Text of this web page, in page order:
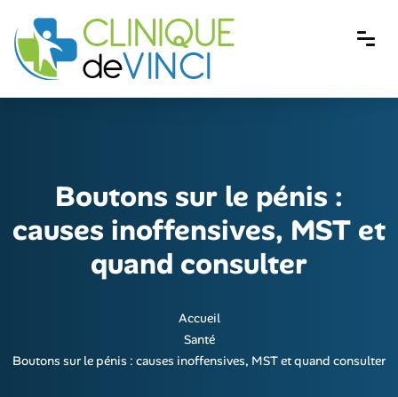
Boutons sur le pénis :
causes inoffensives, MST et
quand consulter
Accueil
Santé
Boutons sur le pénis : causes inoffensives, MST et quand consulter